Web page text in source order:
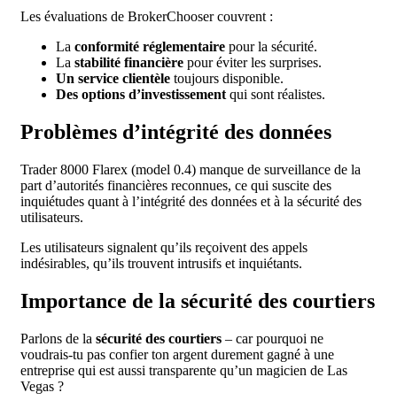
Les évaluations de BrokerChooser couvrent :
La conformité réglementaire pour la sécurité.
La stabilité financière pour éviter les surprises.
Un service clientèle toujours disponible.
Des options d’investissement qui sont réalistes.
Problèmes d’intégrité des données
Trader 8000 Flarex (model 0.4) manque de surveillance de la
part d’autorités financières reconnues, ce qui suscite des
inquiétudes quant à l’intégrité des données et à la sécurité des
utilisateurs.
Les utilisateurs signalent qu’ils reçoivent des appels
indésirables, qu’ils trouvent intrusifs et inquiétants.
Importance de la sécurité des courtiers
Parlons de la sécurité des courtiers – car pourquoi ne
voudrais-tu pas confier ton argent durement gagné à une
entreprise qui est aussi transparente qu’un magicien de Las
Vegas ?